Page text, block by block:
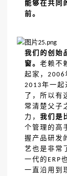
能够在共同
前。
我们的创始
窗。 老赖不
起家， 2006
2013年一起
了，所以
常清楚父子
力， 我们是
个管理的高
握产品研发
艺也是非常
一代的 ERP
一直沿用到